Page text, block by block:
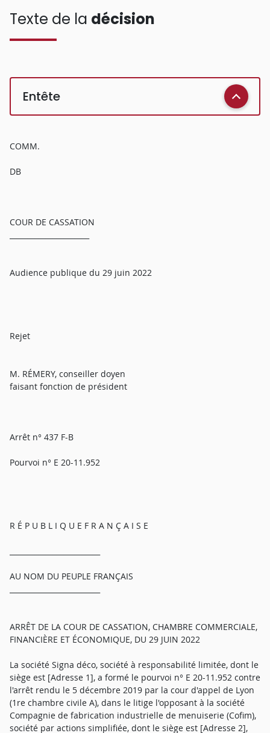
Texte de la décision
Entête
COMM.
DB
COUR DE CASSATION
Audience publique du 29 juin 2022
Rejet
M. RÉMERY, conseiller doyen
faisant fonction de président
Arrêt n° 437 F-B
Pourvoi n° E 20-11.952
R É P U B L I Q U E F R A N Ç A I S E
AU NOM DU PEUPLE FRANÇAIS
ARRÊT DE LA COUR DE CASSATION, CHAMBRE COMMERCIALE,
FINANCIÈRE ET ÉCONOMIQUE, DU 29 JUIN 2022
La société Signa déco, société à responsabilité limitée, dont le
siège est [Adresse 1], a formé le pourvoi n° E 20-11.952 contre
l'arrêt rendu le 5 décembre 2019 par la cour d'appel de Lyon
(1re chambre civile A), dans le litige l'opposant à la société
Compagnie de fabrication industrielle de menuiserie (Cofim),
société par actions simplifiée, dont le siège est [Adresse 2],